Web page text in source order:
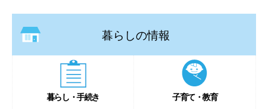
暮らしの情報
暮らし・手続き 子育て・教育